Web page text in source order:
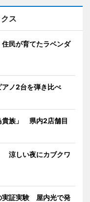
ス
民が育てたラベンダ
ノ2台を弾き比べ
貴族」 県内2店舗目
涼しい夜にカブクワ
実証実験 屋内光で発